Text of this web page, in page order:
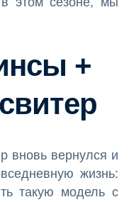
+
вновь вернулся и
жизнь:
такую модель с